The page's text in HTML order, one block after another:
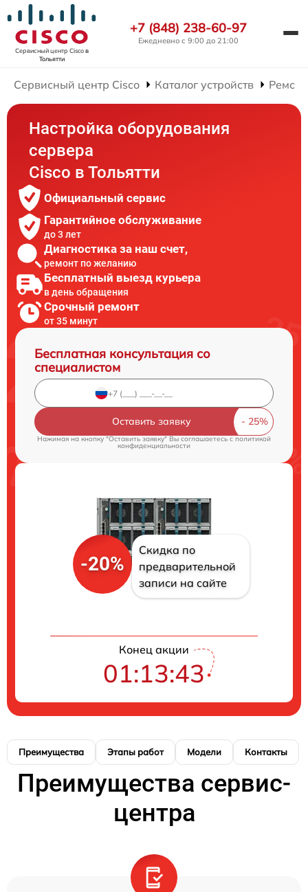
Сервисный центр Ciscoв
Тольятти
+7 (848) 238-60-97
Ежедневно с 9:00 до 21:00
Сервисный центр Cisco Каталог устройств
Настройка оборудования
сервера
Cisco в Тольятти
Официальный сервис
Гарантийное обслуживание
до 3 лет
Диагностика за наш счет,
ремонт по желанию
Бесплатный выезд курьера
в день обращения
Срочный ремонт
от 35 минут
Бесплатная консультация со
специалистом
Оставить заявку
Нажимая на кнопку "Оставить заявку" Вы соглашаетесь cполитикой
конфиденциальности
-20%
Скидка по
предварительной
записи на сайте
Конец акции
01:13:43
Преимущества Этапы работ Модели Контакты
Преимущества сервис-
центра